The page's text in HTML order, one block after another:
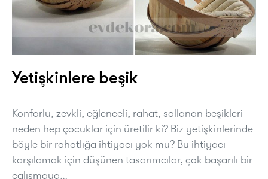
Yetişkinlere beşik
Konforlu, zevkli, eğlenceli, rahat, sallanan beşikleri
neden hep çocuklar için üretilir ki? Biz yetişkinlerinde
böyle bir rahatlığa ihtiyacı yok mu? Bu ihtiyacı
karşılamak için düşünen tasarımcılar, çok başarılı bir
çalışmaya…